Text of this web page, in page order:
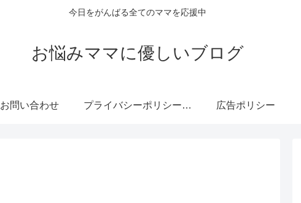
今日をがんばる全てのママを応援中
お悩みママに優しいブログ
お問い合わせ プライバシーポリシー・免責事項 広告ポリシー